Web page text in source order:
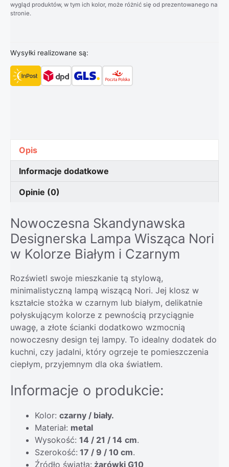
wygląd produktów, w tym ich kolor, może różnić się od prezentowanego na
stronie.
Wysyłki realizowane są:
Opis
Informacje dodatkowe
Opinie (0)
Nowoczesna Skandynawska
Designerska Lampa Wisząca Nori
w Kolorze Białym i Czarnym
Rozświetl swoje mieszkanie tą stylową,
minimalistyczną lampą wiszącą Nori. Jej klosz w
kształcie stożka w czarnym lub białym, delikatnie
połyskującym kolorze z pewnością przyciągnie
uwagę, a złote ścianki dodatkowo wzmocnią
nowoczesny design tej lampy. To idealny dodatek do
kuchni, czy jadalni, który ogrzeje te pomieszczenia
ciepłym, przyjemnym dla oka światłem.
Informacje o produkcie:
Kolor: czarny / biały.
Materiał: metal
Wysokość: 14 / 21 / 14 cm.
Szerokość: 17 / 9 / 10 cm.
Źródło światła: żarówki G10